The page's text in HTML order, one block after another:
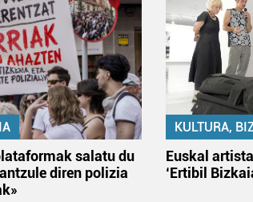
salatu du
diren polizia
KULTURA,
Euskal
‘Ertibil